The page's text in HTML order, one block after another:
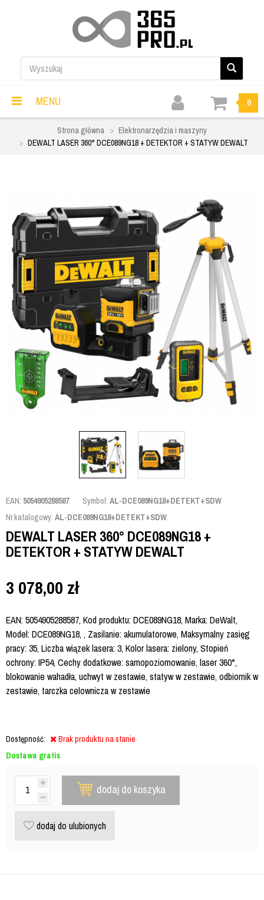
MENU 0
Strona główna
Elektronarzędzia i maszyny
DEWALT LASER 360° DCE089NG18 + DETEKTOR + STATYW DEWALT
EAN: 5054905288587 Symbol: AL-DCE089NG18+DETEKT+SDW
Nr.katalogowy: AL-DCE089NG18+DETEKT+SDW
DEWALT LASER 360° DCE089NG18 +
DETEKTOR + STATYW DEWALT
3 078,00 zł
EAN: 5054905288587, Kod produktu: DCE089NG18, Marka: DeWalt,
Model: DCE089NG18, , Zasilanie: akumulatorowe, Maksymalny zasięg
pracy: 35, Liczba wiązek lasera: 3, Kolor lasera: zielony, Stopień
ochrony: IP54, Cechy dodatkowe: samopoziomowanie, laser 360°,
blokowanie wahadła, uchwyt w zestawie, statyw w zestawie, odbiornik w
zestawie, tarczka celownicza w zestawie
Dostępność:
Brak produktu na stanie
Dostawa gratis
dodaj do koszyka
dodaj do ulubionych